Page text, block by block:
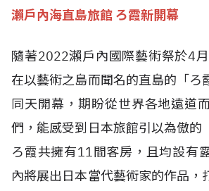
瀨戶內海直島旅館 ろ霞新開幕
隨著2022瀨戶內國際藝術祭於4
在以藝術之島而聞名的直島的「ろ
同天開幕，期盼從世界各地遠道
們，能感受到日本旅館引以為傲的
ろ霞共擁有11間客房，且均設有
內將展出日本當代藝術家的作品，